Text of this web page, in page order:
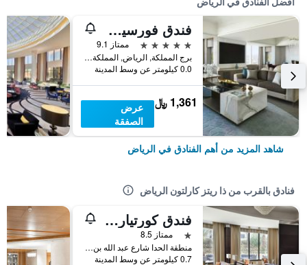
فندق فورسيزونز الرياض
5 نجوم
ممتاز 9.1
برج المملكة, الرياض, المملكة العربية السعودية
0.0 كيلومتر عن وسط المدينة
1,361 ﷼
عرض
الصفقة
شاهد المزيد من أهم الفنادق في الرياض
فنادق بالقرب من ذا ريتز كارلتون الرياض
فندق كورتيارد باي ماريوت الحي الدبلوماسي الرياض
نجمة واحدة
ممتاز 8.5
منطقة الحدا شارع عبد الله بن حذافة السهمي, الرياض, المملكة العربية السعودية
0.7 كيلومتر عن وسط المدينة